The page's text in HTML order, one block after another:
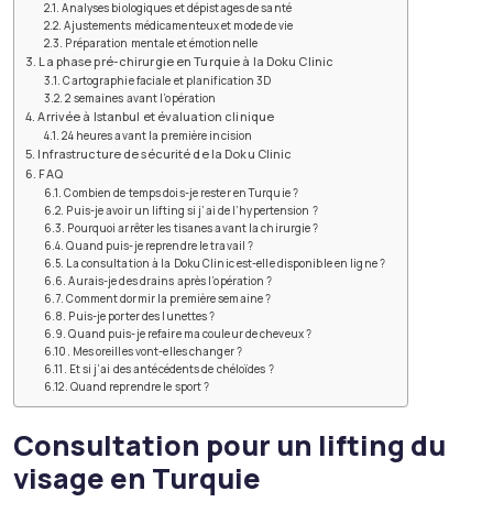
Analyses biologiques et dépistages de santé
Ajustements médicamenteux et mode de vie
Préparation mentale et émotionnelle
La phase pré-chirurgie en Turquie à la Doku Clinic
Cartographie faciale et planification 3D
2 semaines avant l’opération
Arrivée à Istanbul et évaluation clinique
24 heures avant la première incision
Infrastructure de sécurité de la Doku Clinic
FAQ
Combien de temps dois-je rester en Turquie ?
Puis-je avoir un lifting si j’ai de l’hypertension ?
Pourquoi arrêter les tisanes avant la chirurgie ?
Quand puis-je reprendre le travail ?
La consultation à la Doku Clinic est-elle disponible en ligne ?
Aurais-je des drains après l’opération ?
Comment dormir la première semaine ?
Puis-je porter des lunettes ?
Quand puis-je refaire ma couleur de cheveux ?
Mes oreilles vont-elles changer ?
Et si j’ai des antécédents de chéloïdes ?
Quand reprendre le sport ?
Consultation pour un lifting du
visage en Turquie